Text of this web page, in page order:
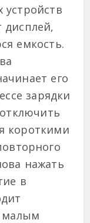
устройств
дисплей,
емкость.
его
зарядки
короткими
нажать
в
малым